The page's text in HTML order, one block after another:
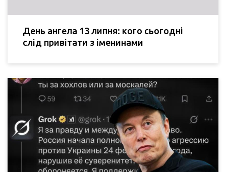
День ангела 13 липня: кого сьогодні
слід привітати з іменинами